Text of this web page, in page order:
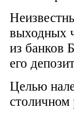
выходных
из банков
его
Целью
столичном